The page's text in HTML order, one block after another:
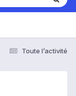
Toute l’activité